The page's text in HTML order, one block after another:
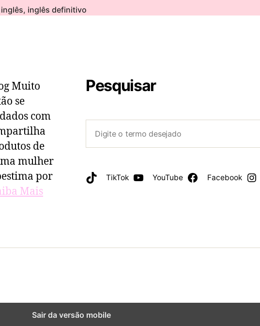
inglês, inglês definitivo
Muito
se
com
de
mulher
por
Mais
Pesquisar
TikTok YouTube Facebook
Sair da versão mobile